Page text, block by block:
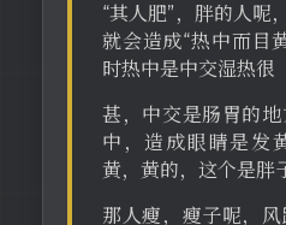
“其人肥”，胖的人呢
就会造成“热中而目
时热中是中交湿热很
甚，中交是肠胃的
中，造成眼睛是发
黄，黄的，这个是胖
那人瘦，瘦子呢，